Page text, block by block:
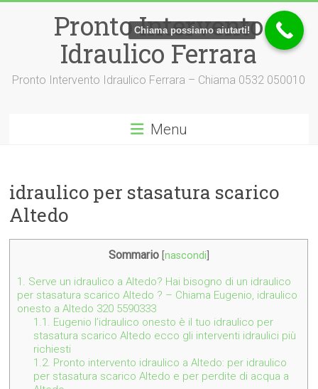
Pronto Intervento
Idraulico Ferrara
Pronto Intervento Idraulico Ferrara – Chiama 0532 050010
Menu
idraulico per stasatura scarico
Altedo
Sommario nascondi
1. Serve un idraulico a Altedo? Hai bisogno di un idraulico
per stasatura scarico Altedo ? – Chiama Eugenio, idraulico
onesto a Altedo 320 5590333
1.1. Eugenio l’idraulico onesto è il tuo idraulico per
stasatura scarico Altedo ecco gli interventi idraulici più
richiesti
1.2. Pronto intervento idraulico a Altedo: per idraulico
per stasatura scarico Altedo e per perdite di acqua a
Chiama possiamo aiutarti!